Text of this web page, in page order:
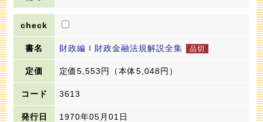
財政編Ｉ財政金融法規解説全集
定価5,553円 （本体5,048円）
3613
1970年05月01日